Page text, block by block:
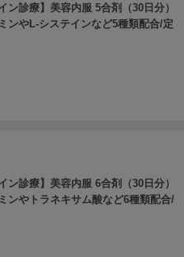
ン診療】美容内服 5合剤（30日分）
ンやL-システインなど5種類配合/定
ン診療】美容内服 6合剤（30日分）
ンやトラネキサム酸など6種類配合/